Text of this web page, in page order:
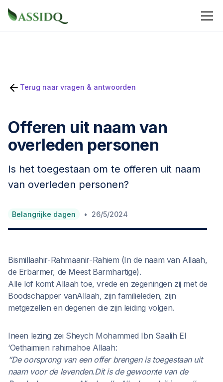
Terug naar vragen & antwoorden
Offeren uit naam van
overleden personen
Is het toegestaan om te offeren uit naam
van overleden personen?
Belangrijke dagen • 26/5/2024
Bismillaahir-Rahmaanir-Rahiem (In de naam van Allaah,
de Erbarmer, de Meest Barmhartige).
Alle lof komt Allaah toe, vrede en zegeningen zij met de
Boodschapper vanAllaah, zijn familieleden, zijn
metgezellen en degenen die zijn leiding volgen.
Ineen lezing zei Sheych Mohammed Ibn Saalih El
‘Oethaimien rahimahoe Allaah:
“De oorsprong van een offer brengen is toegestaan uit
naam voor de levenden.Dit is de gewoonte van de